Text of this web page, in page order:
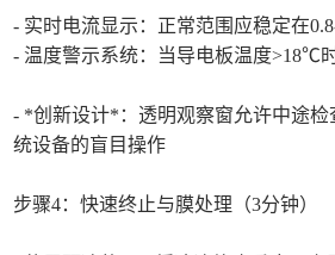
- 实时电流显示：正常范围应稳定在
- 温度警示系统：当导电板温度>18℃
- *创新设计*：透明观察窗允许中途
统设备的盲目操作
步骤4：快速终止与膜处理（3分钟）